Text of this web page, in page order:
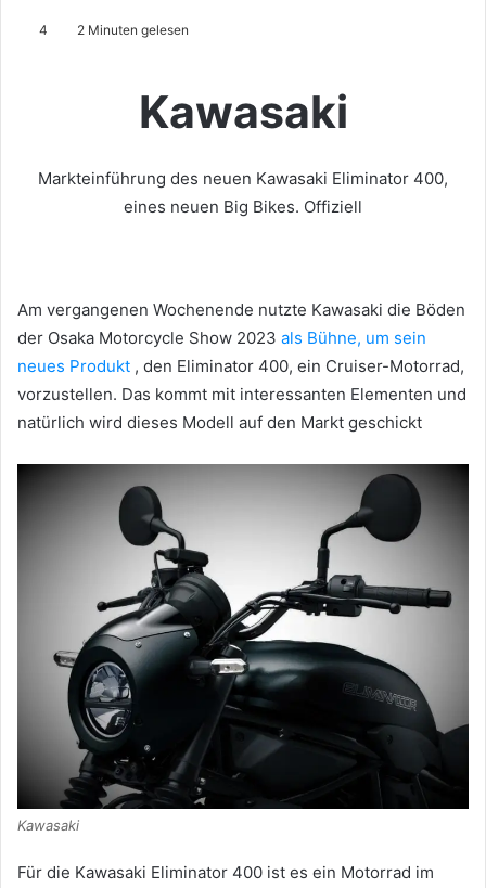
4 2 Minuten gelesen
Kawasaki
Markteinführung des neuen Kawasaki Eliminator 400,
eines neuen Big Bikes. Offiziell
Am vergangenen Wochenende nutzte Kawasaki die Böden
der Osaka Motorcycle Show 2023 als Bühne, um sein
neues Produkt , den Eliminator 400, ein Cruiser-Motorrad,
vorzustellen. Das kommt mit interessanten Elementen und
natürlich wird dieses Modell auf den Markt geschickt
Kawasaki
Für die Kawasaki Eliminator 400 ist es ein Motorrad im